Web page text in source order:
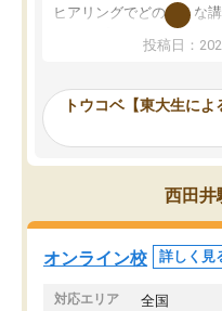
ヒアリングでどのような
か、オプションは付帯す
事が出来ました。
ーティングを行い、その
見てから講師を決定する事
す。
うちの子は、初回面談の
オンラインツールを使用し
共有があり宿題もそちらで
でした。
投稿日：
トウコベ【東大生に
西田井
オンライン校 詳しく見
対応エリア 全国